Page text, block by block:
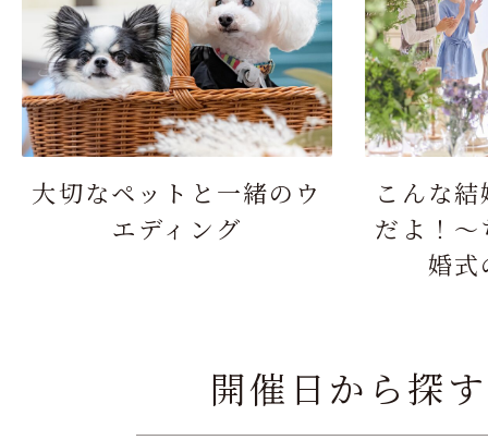
大切なペットと一緒のウ
エディング
こんな
だよ！
婚
開催日から探す